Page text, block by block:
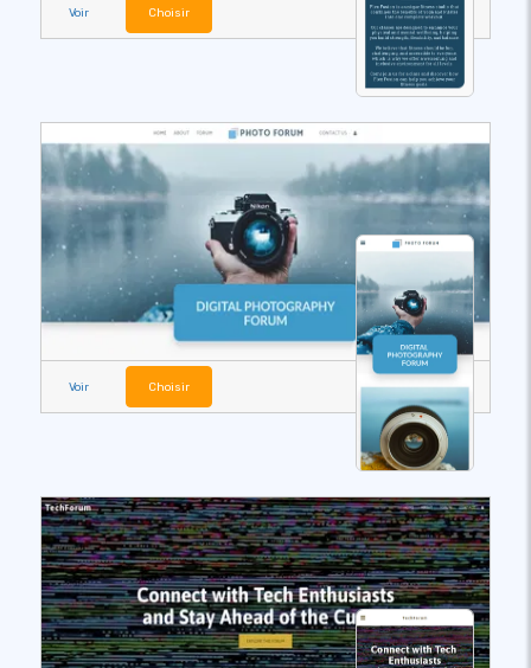
Voir Choisir
Voir Choisir